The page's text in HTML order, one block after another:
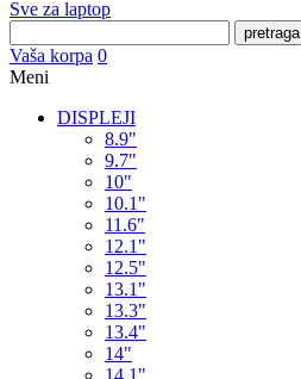
Sve za laptop
pretraga
Vaša korpa 0
Meni
DISPLEJI
8.9"
9.7"
10"
10.1"
11.6"
12.1"
12.5"
13.1"
13.3"
13.4"
14"
14.1"